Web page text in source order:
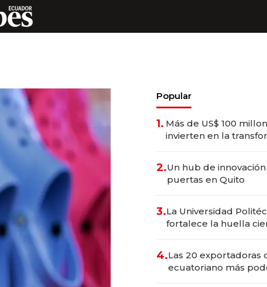
Popular
1. Más de US$ 100
invierten en la
2.Un hub de
puertas en Quito
3.La Universidad
fortalece la huella
4.Las 20 exportadoras
ecuatoriano más